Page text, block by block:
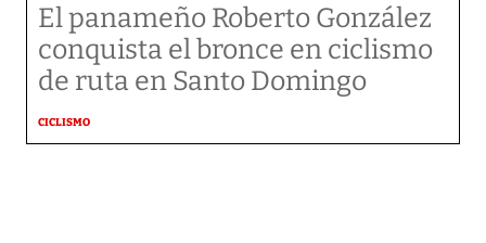
El panameño Roberto González
conquista el bronce en ciclismo
de ruta en Santo Domingo
CICLISMO